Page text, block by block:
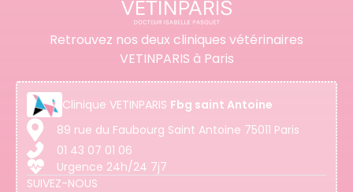
Retrouvez nos deux cliniques vétérinaires
VETINPARIS à Paris
Clinique VETINPARIS Fbg saint Antoine
89 rue du Faubourg Saint Antoine 75011 Paris
01 43 07 01 06
Urgence 24h/24 7j7
SUIVEZ-NOUS